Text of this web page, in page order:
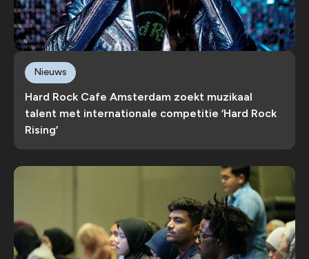
Hard Rock Cafe Amsterdam zoekt muzikaal
talent met internationale competitie ‘Hard Rock
Rising’
Nieuws